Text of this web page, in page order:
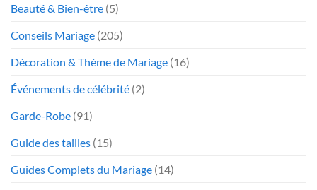
Beauté & Bien-être (5)
Conseils Mariage (205)
Décoration & Thème de Mariage (16)
Événements de célébrité (2)
Garde-Robe (91)
Guide des tailles (15)
Guides Complets du Mariage (14)